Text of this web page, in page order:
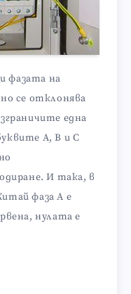
фазата на
се отклонява
една
A, B и C
И така, в
фаза А е
нулата е